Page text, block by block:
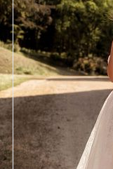
Размеры